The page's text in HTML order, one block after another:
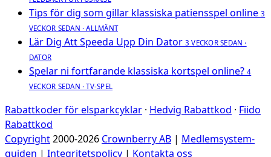
Tips för dig som gillar klassiska patiensspel online 3
VECKOR SEDAN · ALLMÄNT
Lär Dig Att Speeda Upp Din Dator 3 VECKOR SEDAN ·
DATOR
Spelar ni fortfarande klassiska kortspel online? 4
VECKOR SEDAN · TV-SPEL
Rabattkoder för elsparkcyklar · Hedvig Rabattkod · Fiido
Rabattkod
Copyright2000-2026 Crownberry AB | Medlemsystem-
guiden | Integritetspolicy | Kontakta oss